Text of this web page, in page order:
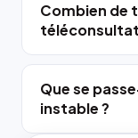
Combien de
Que se
instable ?